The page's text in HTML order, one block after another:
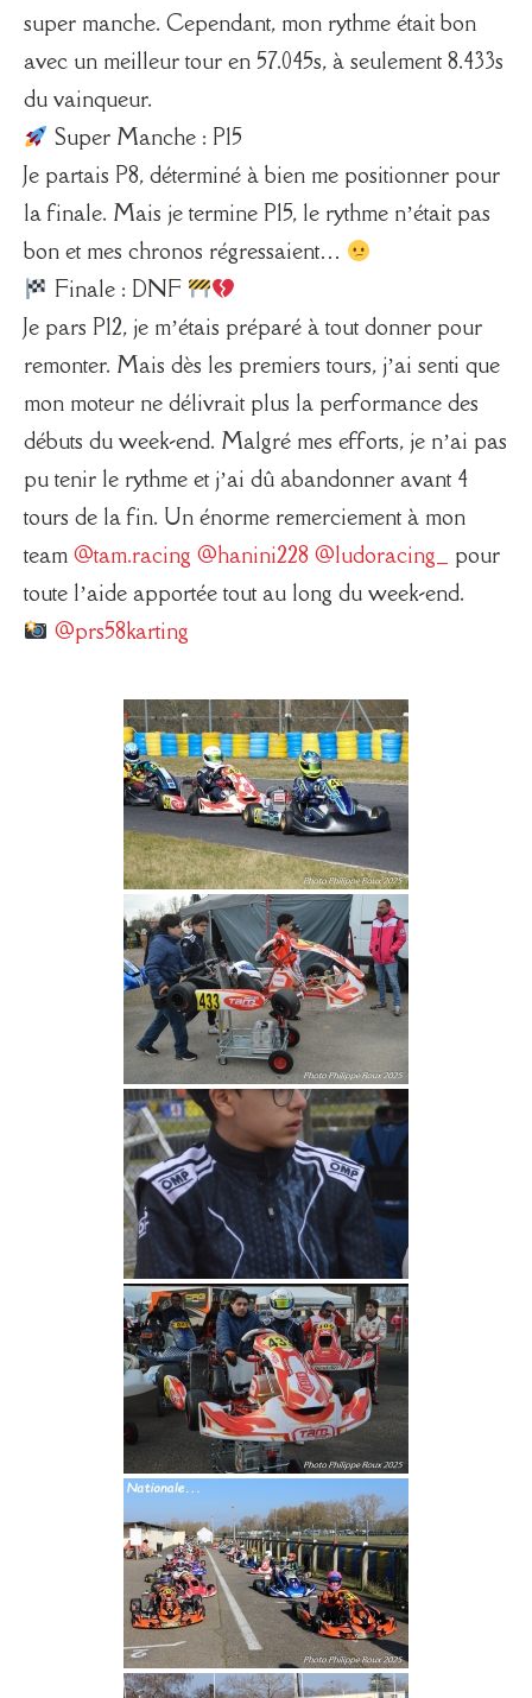
super manche. Cependant, mon rythme était bon
avec un meilleur tour en 57.045s, à seulement 8.433s
du vainqueur.
Super Manche : P15
Je partais P8, déterminé à bien me positionner pour
la finale. Mais je termine P15, le rythme n’était pas
bon et mes chronos régressaient…
Finale : DNF
Je pars P12, je m’étais préparé à tout donner pour
remonter. Mais dès les premiers tours, j’ai senti que
mon moteur ne délivrait plus la performance des
débuts du week-end. Malgré mes efforts, je n’ai pas
pu tenir le rythme et j’ai dû abandonner avant 4
tours de la fin. Un énorme remerciement à mon
team @tam.racing @hanini228 @ludoracing_
pour
toute l’aide apportée tout au long du week-end.
@prs58karting